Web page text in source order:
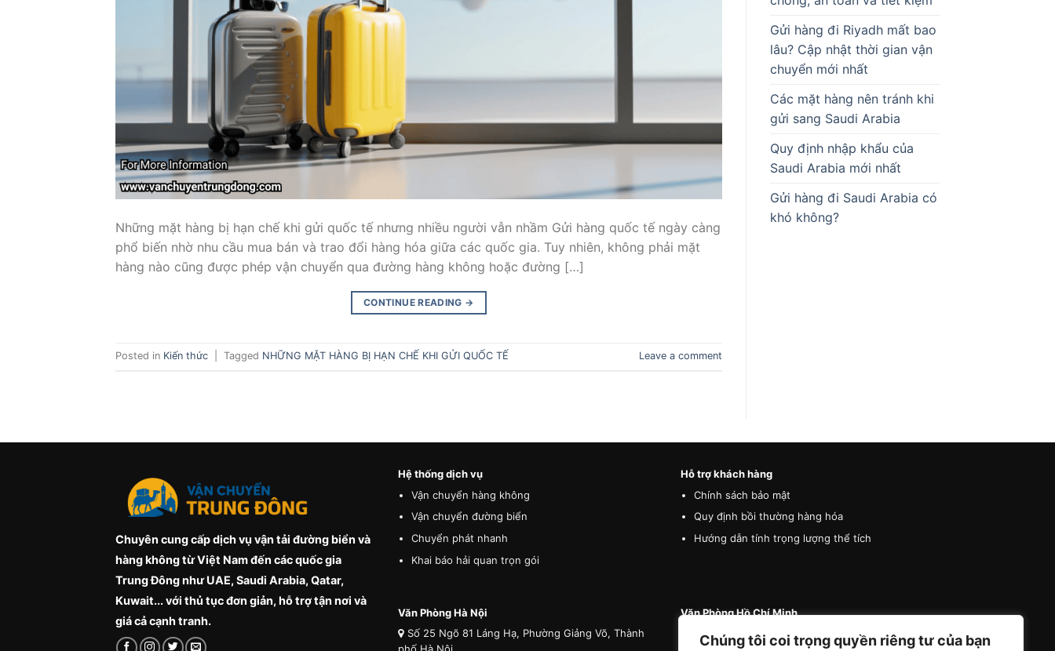
Chúng tôi coi trọng quyền riêng tư của bạn
Những mặt hàng bị hạn chế khi gửi quốc tế nhưng nhiều người vẫn nhầm Gửi hàng quốc tế ngày càng
phổ biến nhờ nhu cầu mua bán và trao đổi hàng hóa giữa các quốc gia. Tuy nhiên, không phải mặt
hàng nào cũng được phép vận chuyển qua đường hàng không hoặc đường […]
CONTINUE READING →
Posted in Kiến thức Tagged NHỮNG MẶT HÀNG BỊ HẠN CHẾ KHI GỬI QUỐC TẾ Leave a comment
Gửi hàng đi Riyadh mất bao
lâu? Cập nhật thời gian vận
chuyển mới nhất
Các mặt hàng nên tránh khi
gửi sang Saudi Arabia
Quy định nhập khẩu của
Saudi Arabia mới nhất
Gửi hàng đi Saudi Arabia có
khó không?
Chuyên cung cấp dịch vụ vận tải đường biển và
hàng không từ Việt Nam đến các quốc gia
Trung Đông như UAE, Saudi Arabia, Qatar,
Kuwait... với thủ tục đơn giản, hỗ trợ tận nơi và
giá cả cạnh tranh.
Hệ thống dịch vụ
Vận chuyển hàng không
Vận chuyển đường biển
Chuyển phát nhanh
Khai báo hải quan trọn gói
Hỗ trợ khách hàng
Chính sách bảo mật
Quy định bồi thường hàng hóa
Hướng dẫn tính trọng lượng thể tích
Văn Phòng Hà Nội
Số 25 Ngõ 81 Láng Hạ, Phường Giảng Võ, Thành
Văn Phòng Hồ Chí Minh
Số 87 Đường A4 (K300), Phường Bảy Hiền, Thành